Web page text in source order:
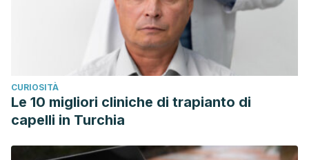
CURIOSITÀ
Le 10 migliori cliniche di trapianto di
capelli in Turchia